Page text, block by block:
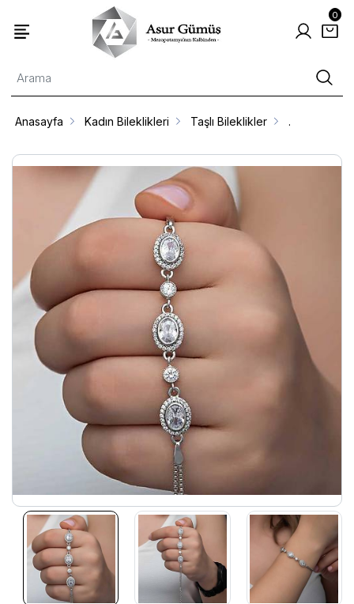
0
Anasayfa Kadın Bileklikleri Taşlı Bileklikler .